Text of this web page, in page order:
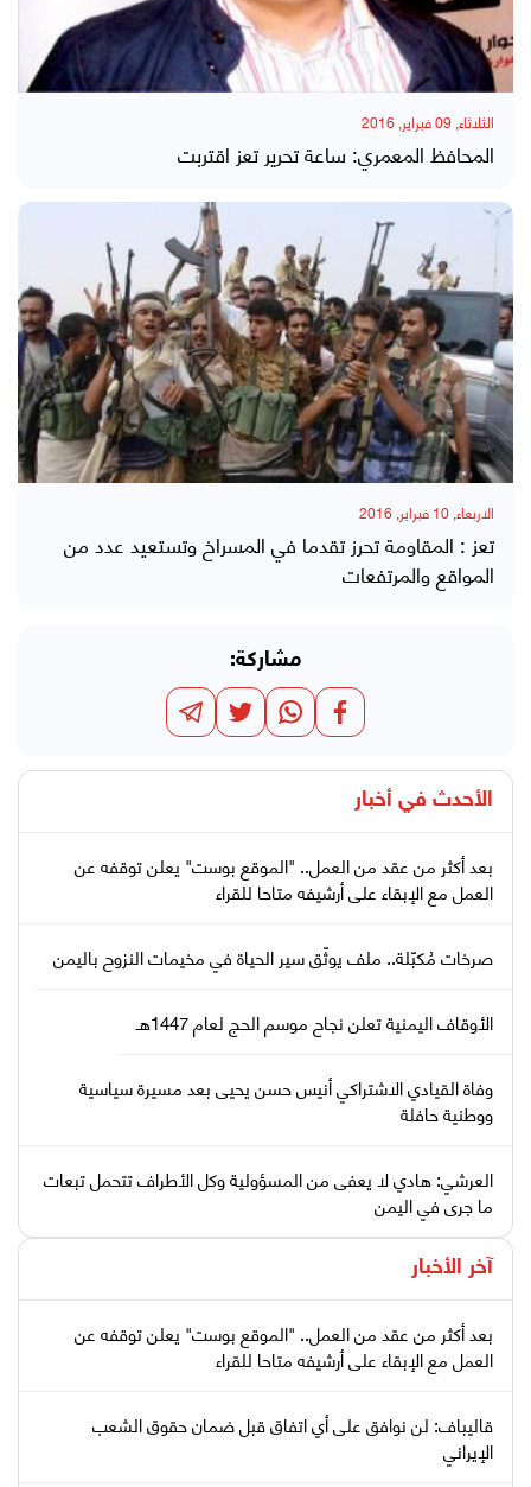
الثلاثاء, 09 فبراير, 2016
المحافظ المعمري: ساعة تحرير تعز اقتربت
الاربعاء, 10 فبراير, 2016
تعز : المقاومة تحرز تقدما في المسراخ وتستعيد عدد من
المواقع والمرتفعات
مشاركة:
الأحدث في أخبار
بعد أكثر من عقد من العمل.. "الموقع بوست" يعلن توقفه عن
العمل مع الإبقاء على أرشيفه متاحا للقراء
صرخات مُكبّلة.. ملف يوثّق سير الحياة في مخيمات النزوح باليمن
الأوقاف اليمنية تعلن نجاح موسم الحج لعام 1447هـ
وفاة القيادي الاشتراكي أنيس حسن يحيى بعد مسيرة سياسية
ووطنية حافلة
العرشي: هادي لا يعفى من المسؤولية وكل الأطراف تتحمل تبعات
ما جرى في اليمن
آخر الأخبار
بعد أكثر من عقد من العمل.. "الموقع بوست" يعلن توقفه عن
العمل مع الإبقاء على أرشيفه متاحا للقراء
قاليباف: لن نوافق على أي اتفاق قبل ضمان حقوق الشعب
الإيراني